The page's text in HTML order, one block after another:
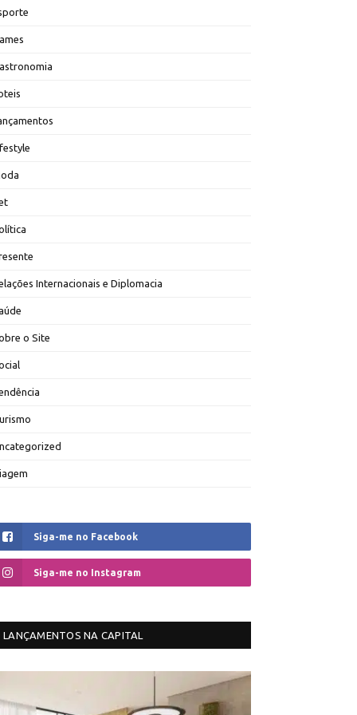
Internacionais e Diplomacia
o Site
Siga-me no Facebook
Siga-me no Instagram
LANÇAMENTOS NA CAPITAL